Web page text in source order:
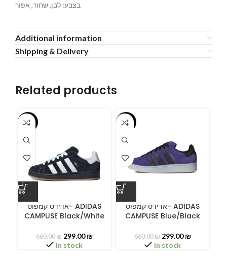
בצבע: לבן, שחור, אפור
Additional information
Shipping & Delivery
Related products
-55%
אדידס קמפוס- ADIDAS
CAMPUSE Black/White
660.00₪ 299.00₪
In stock
-55%
אדידס קמפוס- ADIDAS
CAMPUSE Blue/Black
660.00₪ 299.00₪
In stock